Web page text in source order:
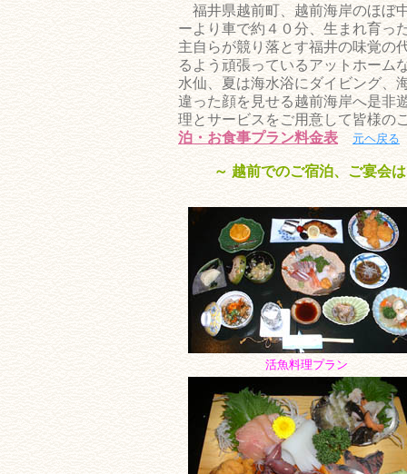
福井県越前町、越前海岸のほぼ
ーより車で約４０分、生まれ育っ
主自らが競り落とす福井の味覚の
るよう頑張っているアットホーム
水仙、夏は海水浴にダイビング、
違った顔を見せる越前海岸へ是非
理とサービスをご用意して皆様
泊・お食事プラン料金表
元ヘ戻る
～ 越前でのご宿泊、ご宴会
活魚料理プラン